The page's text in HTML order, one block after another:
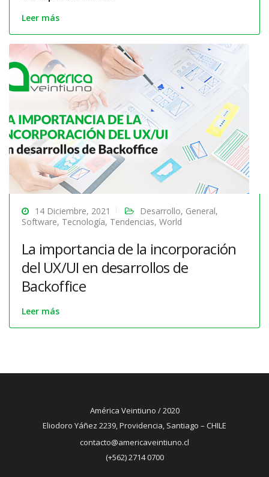
Leer más
14 Diciembre, 2021 Desarrollo, General,
Software, Tecnología, Tendencias, World
La importancia de la incorporación
del UX/UI en desarrollos de
Backoffice
Leer más
América Veintiuno / 2020
Eliodoro Yáñez 2239, Providencia, Santiago – CHILE
contacto@americaveintiuno.cl
(+562) 2714 0700